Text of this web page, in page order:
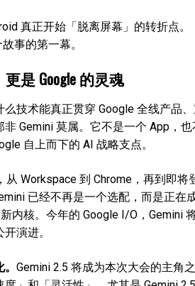
真正开始「脱离屏幕」的转折点。
事的第一幕。
是 Google 的灵魂
技术能真正贯穿 Google 全线产品
Gemini 莫属。它不是一个 App，也
自上而下的 AI 战略支点。
从 Workspace 到 Chrome，再到即将
已经不再是一个选配，而是正在
内核。今年的 Google I/O，Gemini
演进。
Gemini 2.5 将成为本次大会的主角之